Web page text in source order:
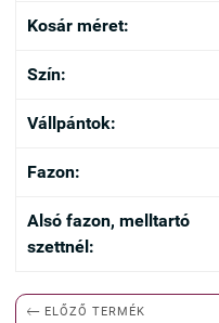
Kosár méret:
Szín:
Vállpántok:
Fazon:
Alsó fazon, melltartó
szettnél:
 ELŐZŐ TERMÉK